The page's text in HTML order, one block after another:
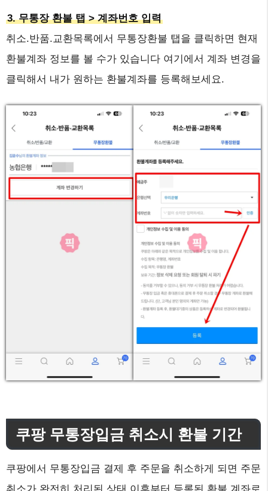
3. 무통장 환불 탭 > 계좌번호 입력
취소.반품.교환목록에서 무통장환불 탭을 클릭하면 현재
환불계좌 정보를 볼 수가 있습니다 여기에서 계좌 변경을
클릭해서 내가 원하는 환불계좌를 등록해보세요.
쿠팡 무통장입금 취소시 환불 기간
쿠팡에서 무통장입금 결제 후 주문을 취소하게 되면 주문